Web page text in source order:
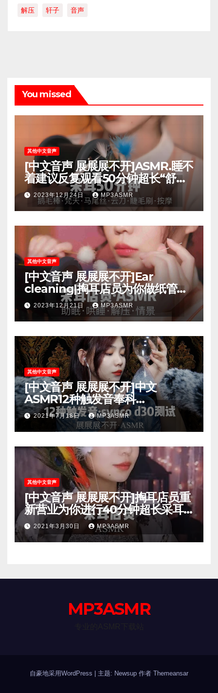
解压 轩子 音声
You missed
其他中文音声
[中文音声 展展展不开]ASMR.睡不
着建议反复观看50分钟超长“舒爽”
掏耳体验超“刺激”颅内体验掏耳采
耳3D助眠哄睡.[3jBCqFsfae0]
2023年12月24日 MP3ASMR
其他中文音声
[中文音声 展展展不开]Ear
cleaning|掏耳店员为你做纸管采
耳！40分钟超长角色扮演，超“刺
激”体验，“爽”到妙不可言
2023年12月21日 MP3ASMR
其他中文音声
[中文音声 展展展不开]中文
ASMR12种触发音奉科
SYNCO.d30小枪麦麦克风新麦测
试
2021年7月18日 MP3ASMR
其他中文音声
[中文音声 展展展不开]掏耳店员重
新营业为你进行40分钟超长采耳
40.分钟完整版3D环绕立体声
2021年3月30日 MP3ASMR
MP3ASMR
自豪地采用WordPress 主题: Newsup 作者 Themeansar